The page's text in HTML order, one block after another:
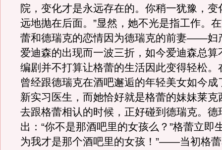
院，变化才是永远存在的。你稍一犹豫，变
远地抛在后面。”显然，她不光是指工作。
蕾和德瑞克的恋情因为德瑞克的前妻——妇
爱迪森的出现而一波三折，如今爱迪森总算
编剧并不打算让格蕾的生活因此变得轻松。
曾经跟德瑞克在酒吧邂逅的年轻美女如今成
新实习医生，而她恰好就是格蕾的妹妹莱克
去跟格蕾相认的时候，正好碰到德瑞克。德
出：“你不是那酒吧里的女孩么？”格蕾立即
为我才是那个酒吧里的女孩！”——当初格